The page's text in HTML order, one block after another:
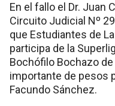
En el fallo el Dr. Juan
Circuito Judicial Nº
que Estudiantes de
participa de la
Bochófilo Bochazo de
importante de pesos
Facundo Sánchez.